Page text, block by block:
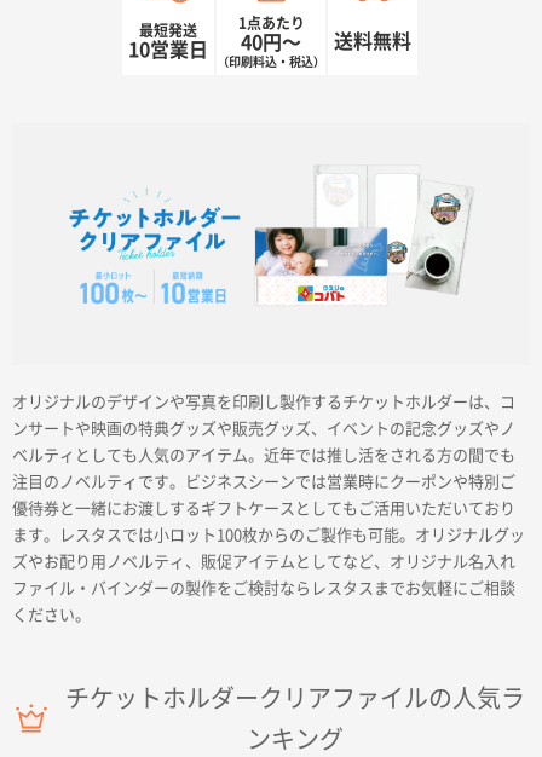
ターゲットから探す
目的・シーンから探す
イベントから探す
印刷色から探す
最短発送
10営業日
1点あたり
40円〜
（印刷料込・税込）
送料無料
オリジナルのデザインや写真を印刷し製作するチケットホルダーは、コ
ンサートや映画の特典グッズや販売グッズ、イベントの記念グッズやノ
ベルティとしても人気のアイテム。近年では推し活をされる方の間でも
注目のノベルティです。ビジネスシーンでは営業時にクーポンや特別ご
優待券と一緒にお渡しするギフトケースとしてもご活用いただいており
ます。レスタスでは小ロット100枚からのご製作も可能。オリジナルグッ
ズやお配り用ノベルティ、販促アイテムとしてなど、オリジナル名入れ
ファイル・バインダーの製作をご検討ならレスタスまでお気軽にご相談
ください。
チケットホルダークリアファイルの人気ラ
ンキング